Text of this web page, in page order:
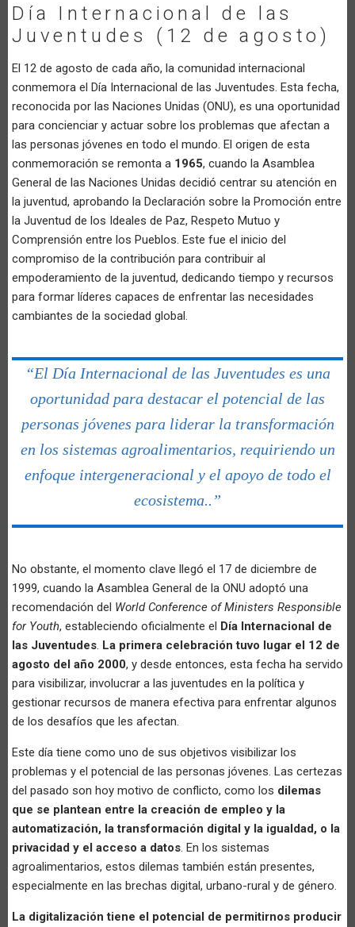
Día Internacional de las
Juventudes (12 de agosto)
El 12 de agosto de cada año, la comunidad internacional
conmemora el Día Internacional de las Juventudes. Esta fecha,
reconocida por las Naciones Unidas (ONU), es una oportunidad
para concienciar y actuar sobre los problemas que afectan a
las personas jóvenes en todo el mundo. El origen de esta
conmemoración se remonta a 1965, cuando la Asamblea
General de las Naciones Unidas decidió centrar su atención en
la juventud, aprobando la Declaración sobre la Promoción entre
la Juventud de los Ideales de Paz, Respeto Mutuo y
Comprensión entre los Pueblos. Este fue el inicio del
compromiso de la contribución para contribuir al
empoderamiento de la juventud, dedicando tiempo y recursos
para formar líderes capaces de enfrentar las necesidades
cambiantes de la sociedad global.
“El Día Internacional de las Juventudes es una
oportunidad para destacar el potencial de las
personas jóvenes para liderar la transformación
en los sistemas agroalimentarios, requiriendo un
enfoque intergeneracional y el apoyo de todo el
ecosistema..”
No obstante, el momento clave llegó el 17 de diciembre de
1999, cuando la Asamblea General de la ONU adoptó una
recomendación del World Conference of Ministers Responsible
for Youth, estableciendo oficialmente el Día Internacional de
las Juventudes. La primera celebración tuvo lugar el 12 de
agosto del año 2000, y desde entonces, esta fecha ha servido
para visibilizar, involucrar a las juventudes en la política y
gestionar recursos de manera efectiva para enfrentar algunos
de los desafíos que les afectan.
Este día tiene como uno de sus objetivos visibilizar los
problemas y el potencial de las personas jóvenes. Las certezas
del pasado son hoy motivo de conflicto, como los dilemas
que se plantean entre la creación de empleo y la
automatización, la transformación digital y la igualdad, o la
privacidad y el acceso a datos. En los sistemas
agroalimentarios, estos dilemas también están presentes,
especialmente en las brechas digital, urbano-rural y de género.
La digitalización tiene el potencial de permitirnos producir